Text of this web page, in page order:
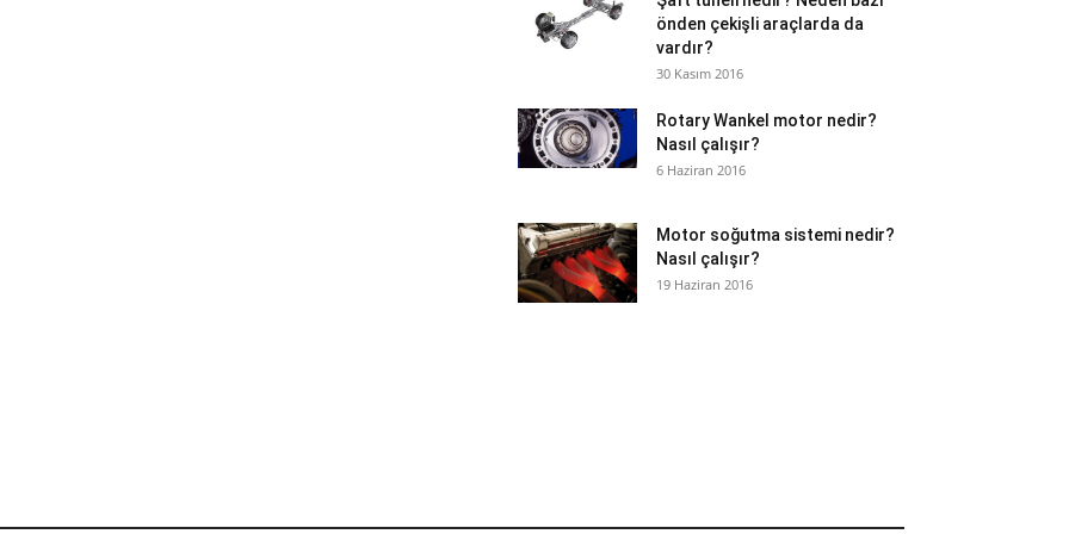
önden çekişli araçlarda da
vardır?
30 Kasım 2016
Rotary Wankel motor nedir?
Nasıl çalışır?
6 Haziran 2016
Motor soğutma sistemi nedir?
Nasıl çalışır?
19 Haziran 2016